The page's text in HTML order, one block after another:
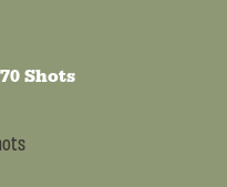
Shots